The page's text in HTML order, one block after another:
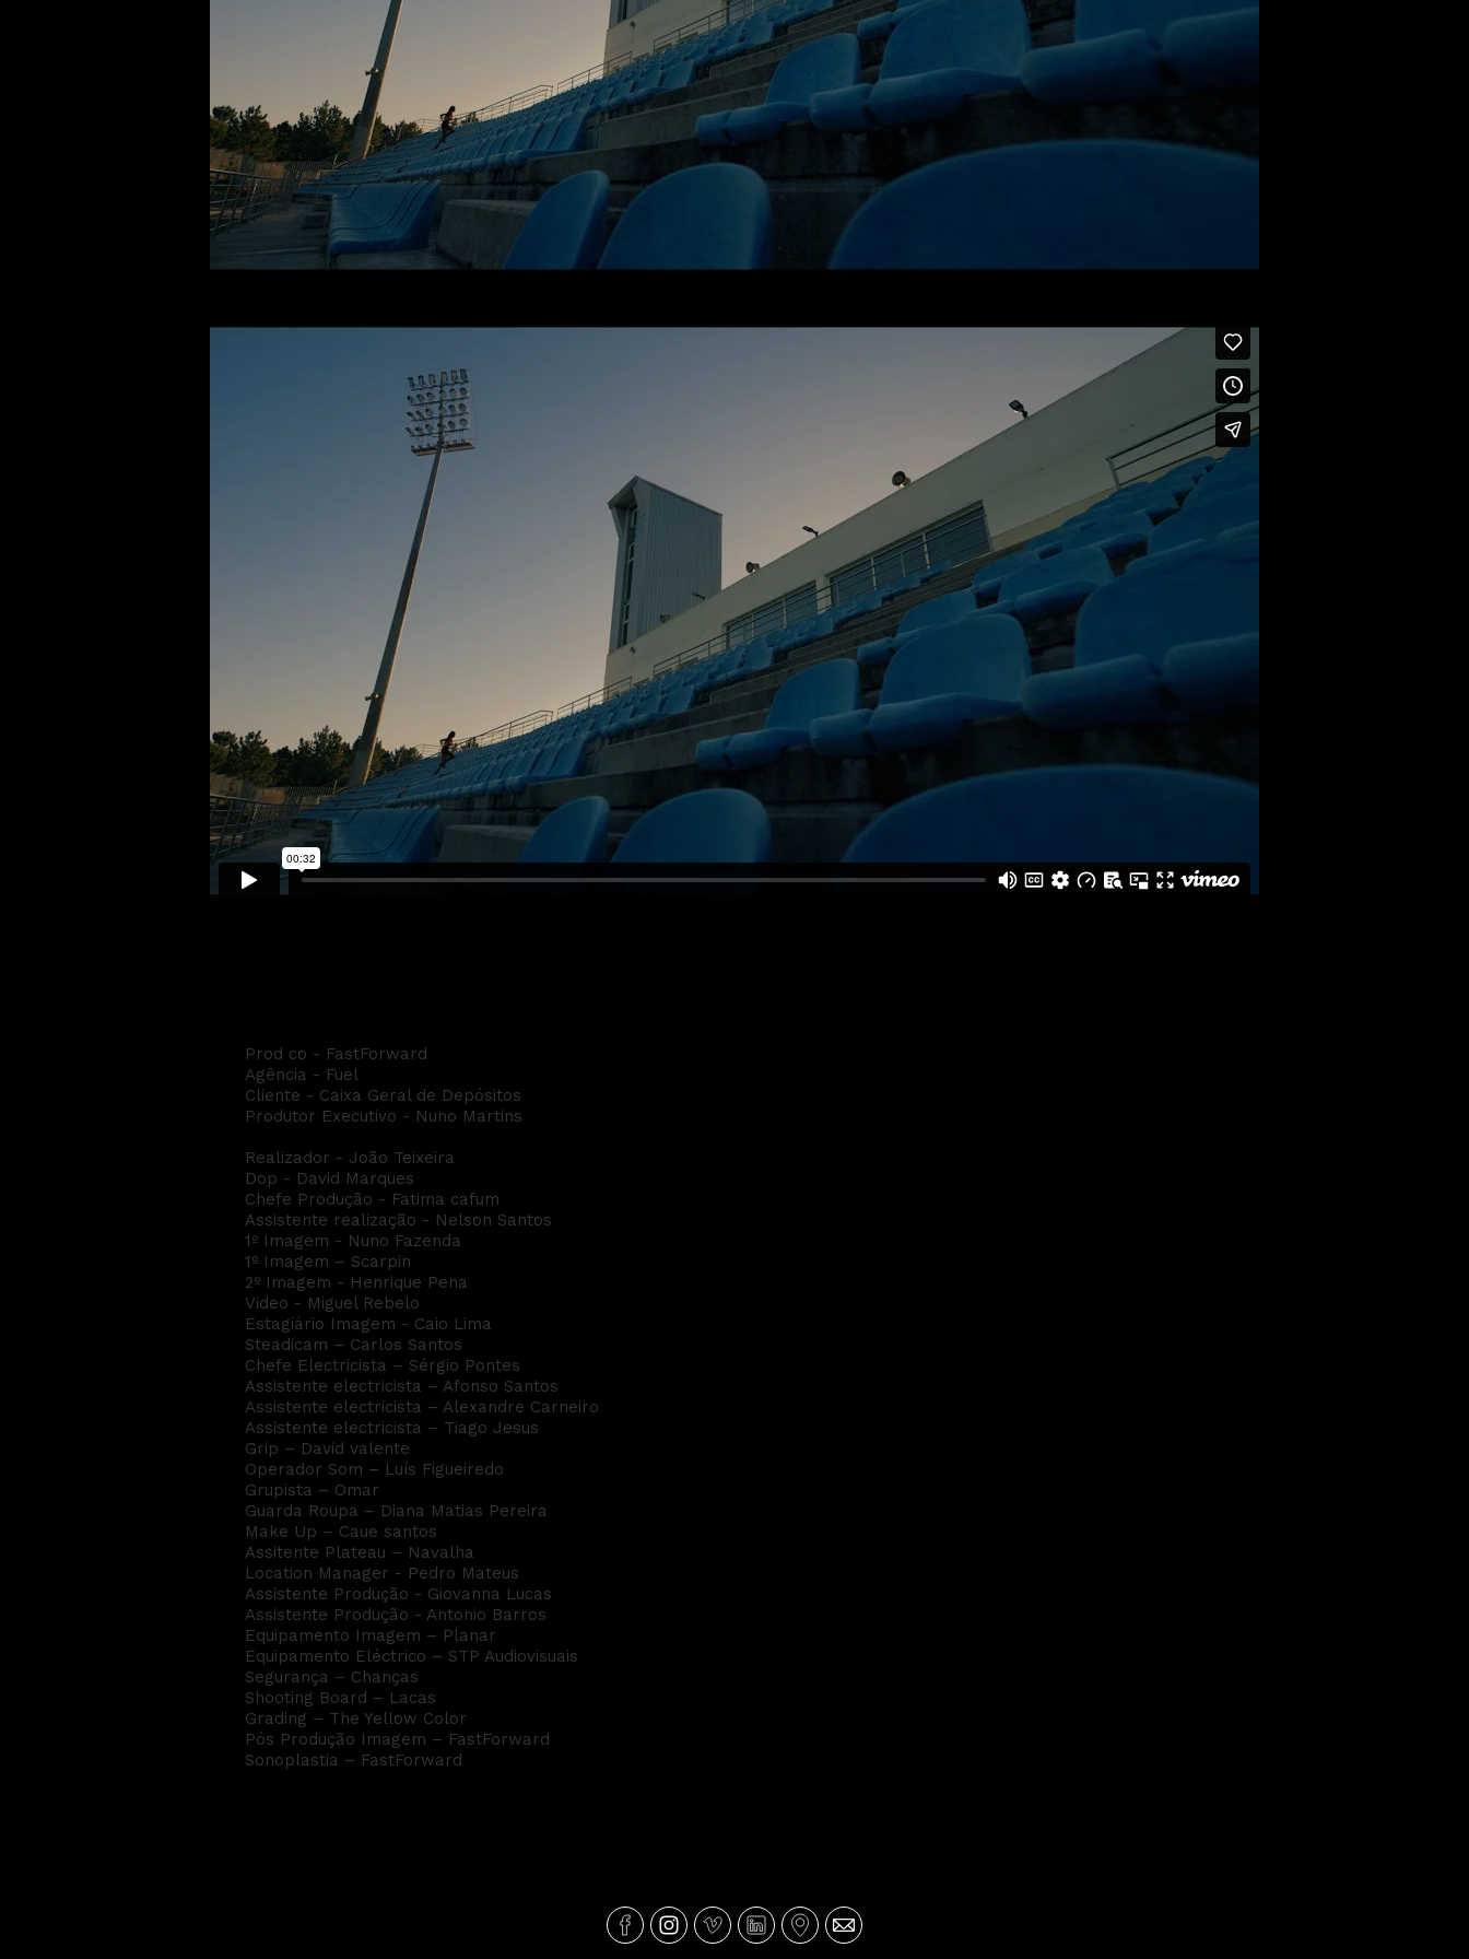
Prod co - FastForward
Agência - Fuel
Cliente - Caixa Geral de Depósitos
Produtor Executivo - Nuno Martins
Realizador - João Teixeira
Dop - David Marques
Chefe Produção - Fatima cafum
Assistente realização - Nelson Santos
1º Imagem - Nuno Fazenda
1º Imagem – Scarpin
2º Imagem - Henrique Pena
Video - Miguel Rebelo
Estagiário Imagem - Caio Lima
Steadicam – Carlos Santos
Chefe Electricista – Sérgio Pontes
Assistente electricista – Afonso Santos
Assistente electricista – Alexandre Carneiro
Assistente electricista – Tiago Jesus
Grip – David valente
Operador Som – Luís Figueiredo
Grupista – Omar
Guarda Roupa – Diana Matias Pereira
Make Up – Caue santos
Assitente Plateau – Navalha
Location Manager - Pedro Mateus
Assistente Produção - Giovanna Lucas
Assistente Produção - Antonio Barros
Equipamento Imagem – Planar
Equipamento Eléctrico – STP Audiovisuais
Segurança – Chanças
Shooting Board – Lacas
Grading – The Yellow Color
Pós Produção Imagem – FastForward
Sonoplastia – FastForward